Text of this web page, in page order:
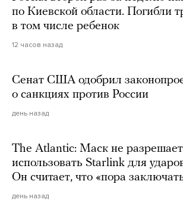
по Киевской области. Погибли
в том числе ребенок
12 часов назад
Сенат США одобрил
о санкциях против России
день назад
The Atlantic: Маск не
использовать Starlink для
Он считает, что «пора
день назад